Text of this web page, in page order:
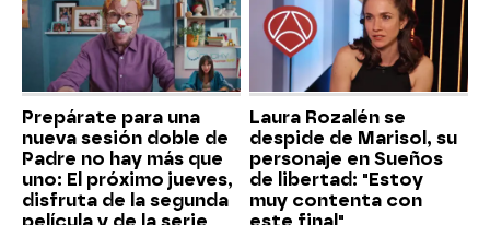
Prepárate para una
nueva sesión doble de
Padre no hay más que
uno: El próximo jueves,
disfruta de la segunda
Laura Rozalén se
despide de Marisol, su
personaje en Sueños
de libertad: "Estoy
muy contenta con